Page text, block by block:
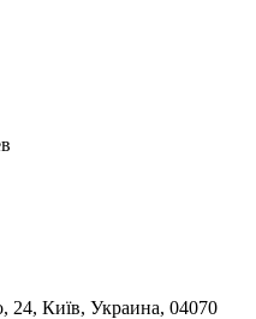
24, Київ, Украина, 04070